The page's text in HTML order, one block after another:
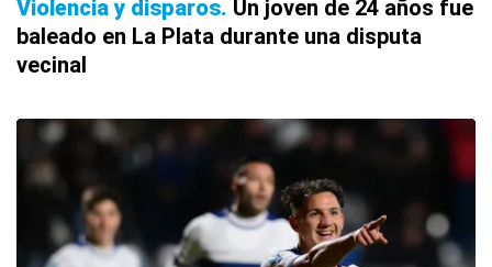
Violencia y disparos Un joven de 24 años fue
baleado en La Plata durante una disputa
vecinal